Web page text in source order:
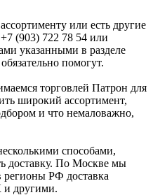
или есть другие
(903) 722 78 54 или
указанными в разделе
помогут.
торговлей Патрон для
широкий ассортимент,
и что немаловажно,
способами,
доставку. По Москве мы
регионы РФ доставка
другими.